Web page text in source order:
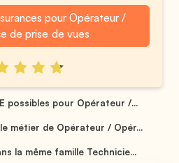
pour Opérateur /
de prise de vues
possibles pour Opérateur /...
métier de Opérateur / Opér...
la même famille Technicie...